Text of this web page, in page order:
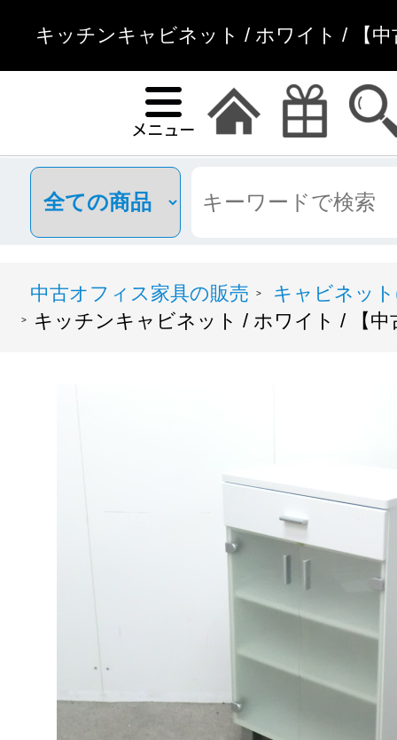
キッチンキャビネット / ホワイト / 【
中古オフィス家具の販売 > キャビネッ
> キッチンキャビネット / ホワイト / 【中